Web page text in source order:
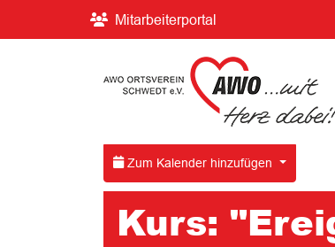
Mitarbeiterportal
Zum Kalender hinzufügen
Kurs: